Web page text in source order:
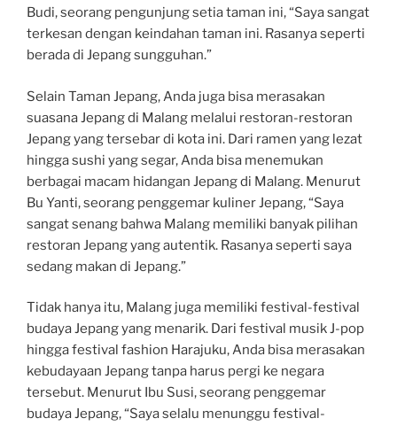
Budi, seorang pengunjung setia taman ini, “Saya sangat
terkesan dengan keindahan taman ini. Rasanya seperti
berada di Jepang sungguhan.”
Selain Taman Jepang, Anda juga bisa merasakan
suasana Jepang di Malang melalui restoran-restoran
Jepang yang tersebar di kota ini. Dari ramen yang lezat
hingga sushi yang segar, Anda bisa menemukan
berbagai macam hidangan Jepang di Malang. Menurut
Bu Yanti, seorang penggemar kuliner Jepang, “Saya
sangat senang bahwa Malang memiliki banyak pilihan
restoran Jepang yang autentik. Rasanya seperti saya
sedang makan di Jepang.”
Tidak hanya itu, Malang juga memiliki festival-festival
budaya Jepang yang menarik. Dari festival musik J-pop
hingga festival fashion Harajuku, Anda bisa merasakan
kebudayaan Jepang tanpa harus pergi ke negara
tersebut. Menurut Ibu Susi, seorang penggemar
budaya Jepang, “Saya selalu menunggu festival-